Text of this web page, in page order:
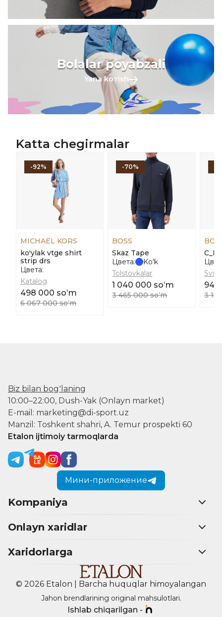
Bolalar poyabzali
Yana koʻrish
Katta chegirmalar
-92%
MICHAEL KORS
ko'ylak vtge shirt
strip drs
Цвета:
Katalog
498 000 soʻm
6 067 000 soʻm
-70%
BOSS
Skaz Tape
Цвета:
Ko'k
Tolstovkalar
1 040 000 soʻm
3 465 000 soʻm
948
3
Biz bilan bogʻlaning
10:00–22:00, Dush-Yak (Onlayn market)
E-mail: marketing@di-sport.uz
Manzil: Toshkent shahri, A. Temur prospekti 60
Etalon ijtimoiy tarmoqlarda
Мини-приложение
Kompaniya
Onlayn xaridlar
Xaridorlarga
© 2026 Etalon | Barcha huquqlar himoyalangan
Jahon brendlarining original mahsulotlari.
Ishlab chiqarilgan -